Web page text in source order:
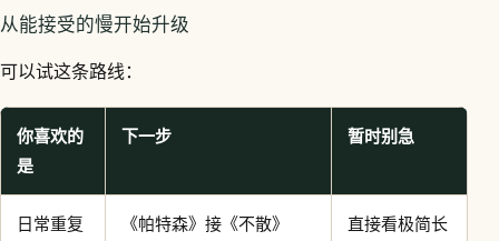
从能接受的慢开始升级
可以试这条路线：
你喜欢的
是
下一步 暂时别急
日常重复 《帕特森》接《不散》
直接看极简长